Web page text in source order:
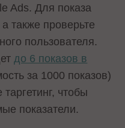
Ads. Для показа
также проверьте
пользователя.
до 6 показов в
за 1000 показов)
чтобы
показатели.